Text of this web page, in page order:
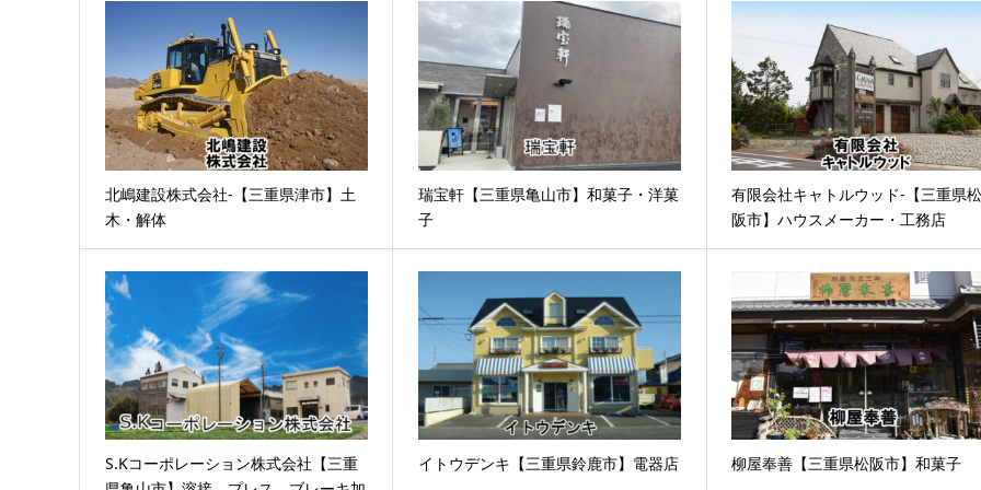
北嶋建設株式会社-【三重県津市】土
木・解体
瑞宝軒【三重県亀山市】和菓子・洋菓
子
有限会社キャトルウッド-【三重県
阪市】ハウスメーカー・工務店
S.Kコーポレーション株式会社【三重
イトウデンキ【三重県鈴鹿市】電器店 柳屋奉善【三重県松阪市】和菓子